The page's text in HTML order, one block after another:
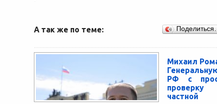
А так же по теме:
Михаил
РФ с
проверку